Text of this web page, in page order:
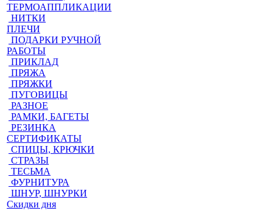
ТЕРМОАППЛИКАЦИИ
НИТКИ
ПЛЕЧИ
ПОДАРКИ РУЧНОЙ
РАБОТЫ
ПРИКЛАД
ПРЯЖА
ПРЯЖКИ
ПУГОВИЦЫ
РАЗНОЕ
РАМКИ, БАГЕТЫ
РЕЗИНКА
СЕРТИФИКАТЫ
СПИЦЫ, КРЮЧКИ
СТРАЗЫ
ТЕСЬМА
ФУРНИТУРА
ШНУР, ШНУРКИ
Скидки дня